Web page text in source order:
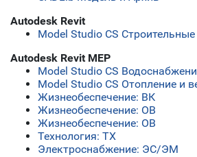
Autodesk Revit
Model Studio CS
Autodesk Revit MEP
Model Studio CS
Model Studio CS Отопление и
Жизнеобеспечение: ВК
Жизнеобеспечение: ОВ
Жизнеобеспечение: ОВ
Технология: ТХ
Электроснабжение: ЭС/ЭМ